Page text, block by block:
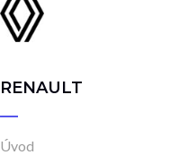
RENAULT
Úvod